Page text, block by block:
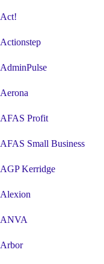
Act!
Actionstep
AdminPulse
Aerona
AFAS Profit
AFAS Small Business
AGP Kerridge
Alexion
ANVA
Arbor